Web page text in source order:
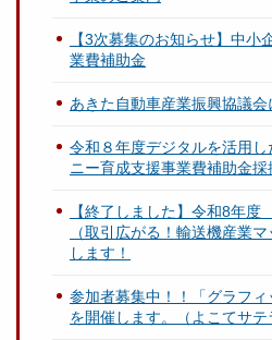
【3次募集のお知らせ】中
業費補助金
あきた自動車産業振興協議会
令和８年度デジタルを活用
ニー育成支援事業費補助金
【終了しました】令和8年
（取引広がる！輸送機産業
します！
参加者募集中！！「グラフィ
を開催します。（よこてサテ